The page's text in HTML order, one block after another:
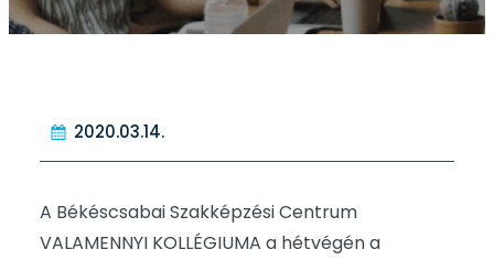
2020.03.14.
A Békéscsabai Szakképzési Centrum
VALAMENNYI KOLLÉGIUMA a hétvégén a